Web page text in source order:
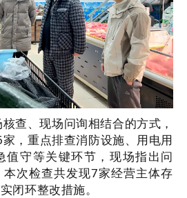
、现场问询相结合的方式，
，重点排查消防设施、用电用
值守等关键环节，现场指出问
次检查共发现7家经营主体存
闭环整改措施。